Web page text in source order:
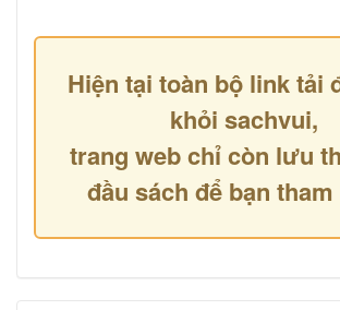
Hiện tại toàn bộ link tải
khỏi sachvui,
trang web chỉ còn lưu
đầu sách để bạn tham